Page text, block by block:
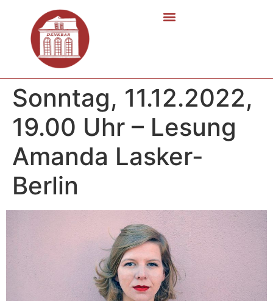
Sonntag, 11.12.2022,
19.00 Uhr – Lesung
Amanda Lasker-
Berlin